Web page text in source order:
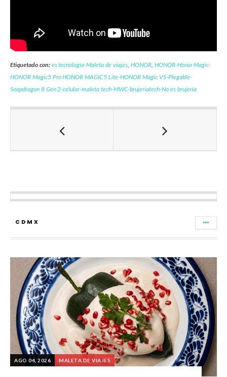
Etiquetado con: es tecnología-Maleta de viajes HONOR, HONOR-Honor Magic-
HONOR Magic5 Pro HONOR MAGIC5 Lite-HONOR Magic VS-Plegable-
Snapdragon 8 Gen 2-celular-maleta tech-MWC-brujeriatech-No es brujería
CDMX
AGO 04, 2026 MALETA DE VIAJES